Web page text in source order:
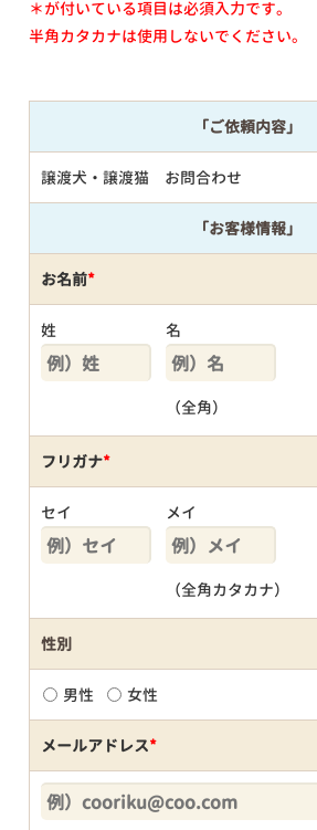
＊が付いている項目は必須入力です。
半角カタカナは使用しないでください。
「ご依頼内容」
譲渡犬・譲渡猫 お問合わせ
「お客様情報」
お名前*
姓 名
（全角）
フリガナ*
セイ メイ
（全角カタカナ）
性別
男性 女性
メールアドレス*